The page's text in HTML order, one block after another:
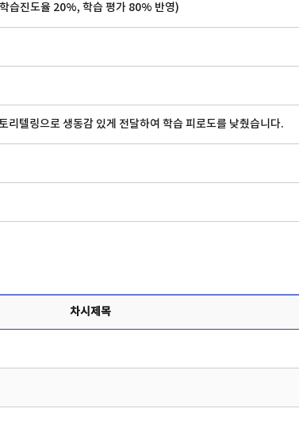
습진도율 20%, 학습 평가 80% 반영)
리텔링으로 생동감 있게 전달하여 학습 피로도를 낮췄습니다.
차시제목